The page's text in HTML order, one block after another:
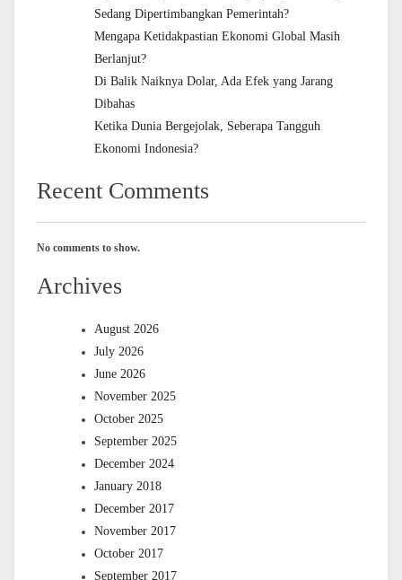
Sedang Dipertimbangkan Pemerintah?
Mengapa Ketidakpastian Ekonomi Global Masih
Berlanjut?
Di Balik Naiknya Dolar, Ada Efek yang Jarang
Dibahas
Ketika Dunia Bergejolak, Seberapa Tangguh
Ekonomi Indonesia?
Recent Comments
No comments to show.
Archives
August 2026
July 2026
June 2026
November 2025
October 2025
September 2025
December 2024
January 2018
December 2017
November 2017
October 2017
September 2017